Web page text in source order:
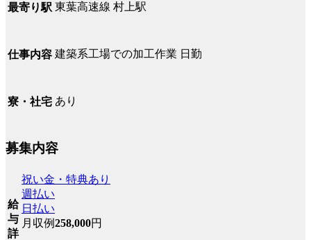
最寄り駅 東葉高速線 村上駅
仕事内容 建築系工場での加工作業 日勤
寮・社宅 あり
募集内容
給
与
詳
祝い金・特典あり
週払い
日払い
月収例258,000円